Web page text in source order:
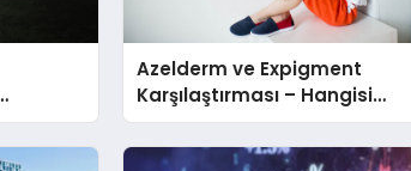
Azelderm ve Expigment
Karşılaştırması – Hangisi
Daha Etkili Leke Karşıtıdır?